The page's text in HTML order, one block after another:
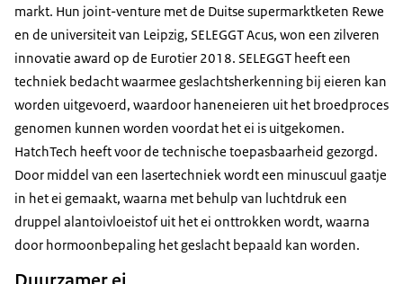
markt. Hun joint-venture met de Duitse supermarktketen Rewe
en de universiteit van Leipzig, SELEGGT Acus, won een zilveren
innovatie award op de Eurotier 2018. SELEGGT heeft een
techniek bedacht waarmee geslachtsherkenning bij eieren kan
worden uitgevoerd, waardoor haneneieren uit het broedproces
genomen kunnen worden voordat het ei is uitgekomen.
HatchTech heeft voor de technische toepasbaarheid gezorgd.
Door middel van een lasertechniek wordt een minuscuul gaatje
in het ei gemaakt, waarna met behulp van luchtdruk een
druppel alantoivloeistof uit het ei onttrokken wordt, waarna
door hormoonbepaling het geslacht bepaald kan worden.